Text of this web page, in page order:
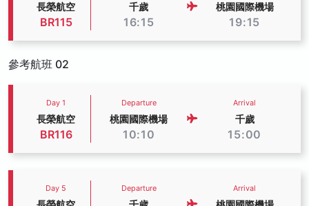
長榮航空
BR115
千歲
16:15
桃園國際機場
19:15
參考航班 02
Day 1
長榮航空
BR116
Departure
桃園國際機場
10:10
Arrival
千歲
15:00
Day 5 Departure Arrival